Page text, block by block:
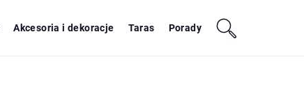
Akcesoria i dekoracje Taras Porady